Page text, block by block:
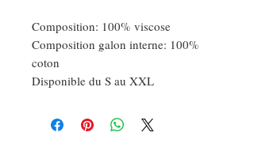
Composition: 100% viscose
Composition galon interne: 100%
coton
Disponible du S au XXL